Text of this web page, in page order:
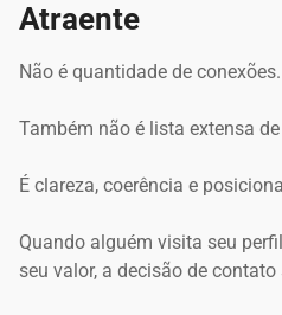
Atraente
Não é quantidade de conexões.
Também não é lista extensa
É clareza, coerência e
Quando alguém visita seu
seu valor, a decisão de